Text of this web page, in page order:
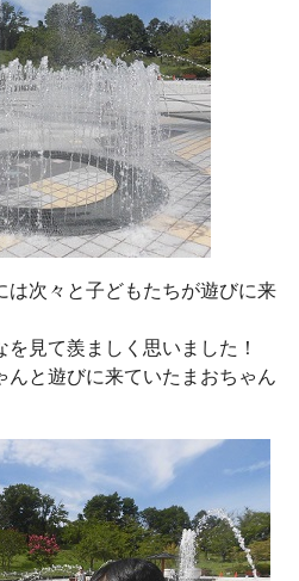
は次々と子どもたちが遊びに来
見て羨ましく思いました！
んと遊びに来ていたまおちゃん